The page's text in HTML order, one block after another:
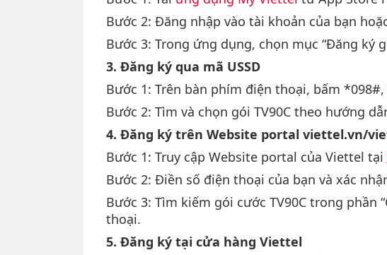
Bước 2: Đăng nhập vào tài khoản của bạn
Bước 3: Trong ứng dụng, chọn mục “Đăng ký
3. Đăng ký qua mã USSD
Bước 1: Trên bàn phím điện thoại, bấm
Bước 2: Tìm và chọn gói TV90C theo hướng
4. Đăng ký trên Website portal viettel.vn/
Bước 1: Truy cập Website portal của Viettel tại
Bước 2: Điền số điện thoại của bạn và xác
Bước 3: Tìm kiếm gói cước TV90C trong
thoại.
5. Đăng ký tại cửa hàng Viettel